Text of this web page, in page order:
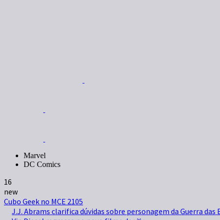
Marvel
DC Comics
16
new
Cubo Geek no MCE 2105
J.J. Abrams clarifica dúvidas sobre personagem da Guerra das